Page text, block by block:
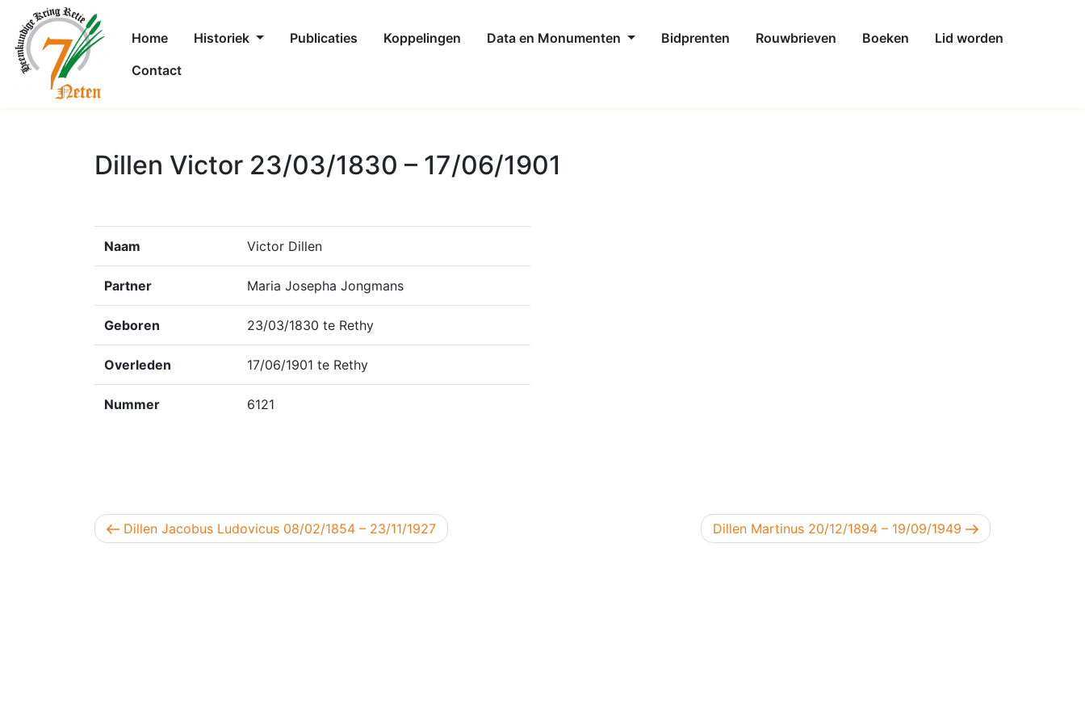
Home Historiek Publicaties Koppelingen Data en Monumenten Bidprenten Rouwbrieven Boeken
Lid worden
Contact
Dillen Victor 23/03/1830 – 17/06/1901
Naam Victor Dillen
Partner Maria Josepha Jongmans
Geboren 23/03/1830 te Rethy
Overleden 17/06/1901 te Rethy
Nummer 6121
Berichtnavigatie
Vorig bericht
Dillen Jacobus Ludovicus 08/02/1854 – 23/11/1927 Volgend bericht
Dillen Martinus 20/12/1894 – 19/09/1949